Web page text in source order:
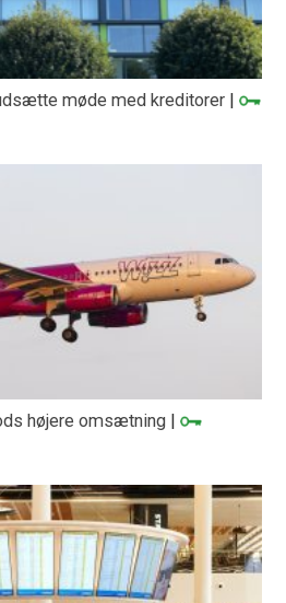
møde med kreditorer |
højere omsætning |